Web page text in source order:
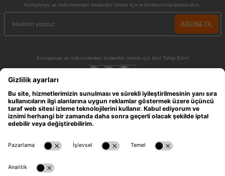
Kampanya ve indirimlerden haberdar olmak için e-bültenimize abone olun.
ABONE OL
Kampanya ve indirimlerden haberdar olmak için bizi Takip Edin!
MÜŞTERİ HİZMETLERİ
Hafta içi 09:30 - 18:30 / Hafta sonu 10:00 - 17:00 arası merak ettiğiniz tüm sorular ve
siparişleriniz için ulaşabilirsiniz.
ÖNEMLİ BİLGİLER